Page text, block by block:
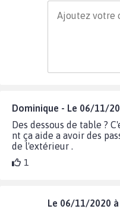
Dominique - Le 06/11/
Des dessous de table ?
nt ça aide a avoir des
de l'extérieur .
1
Le 06/11/2020